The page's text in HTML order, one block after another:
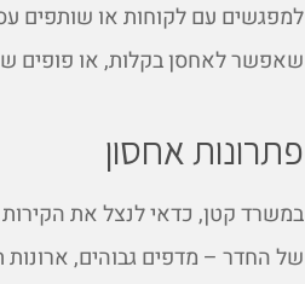
למפגשים עם לקוחות או שותפים
שאפשר לאחסן בקלות, או פופים
פתרונות אחסון
במשרד קטן, כדאי לנצל את
של החדר – מדפים גבוהים,